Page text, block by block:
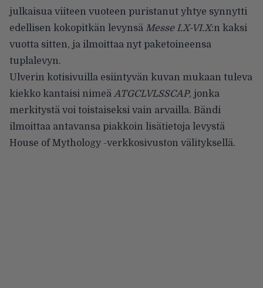
julkaisua viiteen vuoteen puristanut yhtye synnytti
edellisen kokopitkän levynsä Messe I.X-VI.X:n kaksi
vuotta sitten, ja ilmoittaa nyt paketoineensa
tuplalevyn.
Ulverin kotisivuilla esiintyvän kuvan mukaan tuleva
kiekko kantaisi nimeä ATGCLVLSSCAP, jonka
merkitystä voi toistaiseksi vain arvailla. Bändi
ilmoittaa antavansa piakkoin lisätietoja levystä
House of Mythology -verkkosivuston välityksellä.